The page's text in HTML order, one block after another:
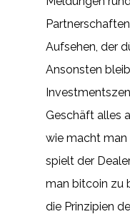
Aufsehen, der
Ansonsten
Geschäft alles
wie macht
spielt der
man bitcoin zu
die Prinzipien